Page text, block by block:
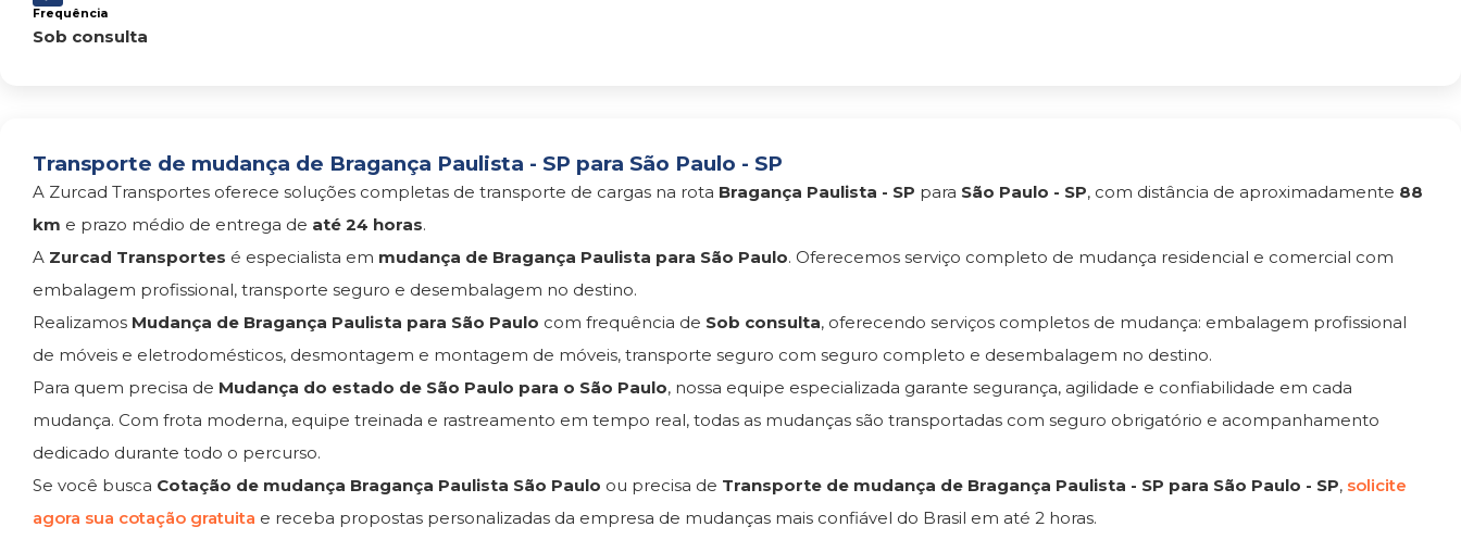
Frequência
Sob consulta
Transporte de mudança de Bragança Paulista - SP para São Paulo - SP
A Zurcad Transportes oferece soluções completas de transporte de cargas na rota Bragança Paulista - SP para São Paulo - SP, com distância de aproximadamente 88
km e prazo médio de entrega de até 24 horas.
A Zurcad Transportes é especialista em mudança de Bragança Paulista para São Paulo. Oferecemos serviço completo de mudança residencial e comercial com
embalagem profissional, transporte seguro e desembalagem no destino.
Realizamos Mudança de Bragança Paulista para São Paulo com frequência de Sob consulta, oferecendo serviços completos de mudança: embalagem profissional
de móveis e eletrodomésticos, desmontagem e montagem de móveis, transporte seguro com seguro completo e desembalagem no destino.
Para quem precisa de Mudança do estado de São Paulo para o São Paulo, nossa equipe especializada garante segurança, agilidade e confiabilidade em cada
mudança. Com frota moderna, equipe treinada e rastreamento em tempo real, todas as mudanças são transportadas com seguro obrigatório e acompanhamento
dedicado durante todo o percurso.
Se você busca Cotação de mudança Bragança Paulista São Paulo ou precisa de Transporte de mudança de Bragança Paulista - SP para São Paulo - SP, solicite
agora sua cotação gratuita e receba propostas personalizadas da empresa de mudanças mais confiável do Brasil em até 2 horas.